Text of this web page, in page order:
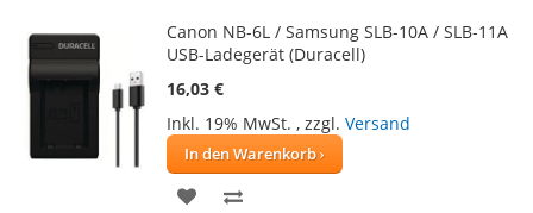
Canon NB-6L / Samsung SLB-10A / SLB-11A
USB-Ladegerät (Duracell)
16,03 €
Inkl. 19% MwSt. , zzgl. Versand
In den Warenkorb
ZUR